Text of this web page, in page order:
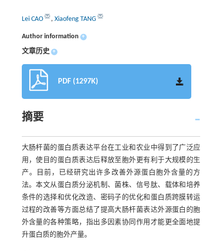
Lei CAO , Xiaofeng TANG
Author information +
文章历史 +
PDF (1297K)
摘要
大肠杆菌的蛋白质表达平台在工业和农业中得到了广泛应
用，使目的蛋白质表达后释放至胞外更有利于大规模的生
产。目前，已经研究出许多改善外源蛋白胞外含量的方
法。本文从蛋白质分泌机制、菌株、信号肽、载体和培养
条件的选择和优化改造、密码子的优化和蛋白质跨膜转运
过程的改善等方面总结了提高大肠杆菌表达外源蛋白的胞
外含量的各种策略，指出多因素协同作用才能更全面地提
升蛋白质的胞外产量。